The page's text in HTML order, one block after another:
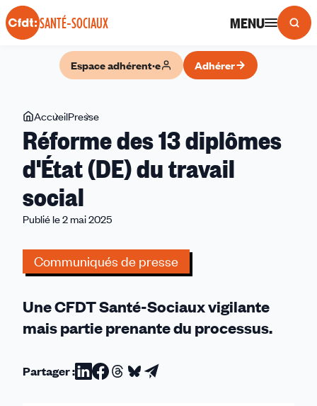
Panneau de gestion des cookies
SANTÉ-SOCIAUX MENU
Espace adhérent·e Adhérer
Vous
êtes
ici
AccueilPresse
des
13
diplômes
du
social
Réforme des 13 diplômes
d'État (DE) du travail
social
Publié le 2 mai 2025
Communiqués de presse
Une CFDT Santé-Sociaux vigilante
mais partie prenante du processus.
Partager :Partager
Partager
Partager
Partager
Partager